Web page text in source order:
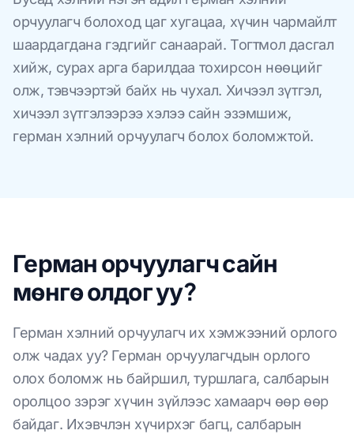
орчуулагч болоход цаг хугацаа, хүчин чармайлт
шаардагдана гэдгийг санаарай. Тогтмол дасгал
хийж, сурах арга барилдаа тохирсон нөөцийг
олж, тэвчээртэй байх нь чухал. Хичээл зүтгэл,
хичээл зүтгэлээрээ хэлээ сайн эзэмшиж,
герман хэлний орчуулагч болох боломжтой.
Герман орчуулагч сайн
мөнгө олдог уу?
Герман хэлний орчуулагч их хэмжээний орлого
олж чадах уу? Герман орчуулагчдын орлого
олох боломж нь байршил, туршлага, салбарын
оролцоо зэрэг хүчин зүйлээс хамаарч өөр өөр
байдаг. Ихэвчлэн хүчирхэг багц, салбарын